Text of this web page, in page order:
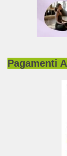
Pagamenti